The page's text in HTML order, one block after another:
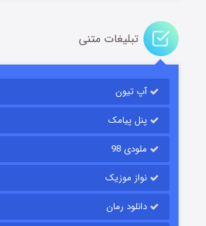
تبلیغات متنی
آپ تیون
پنل پیامک
ملودی 98
نواز موزیک
دانلود رمان